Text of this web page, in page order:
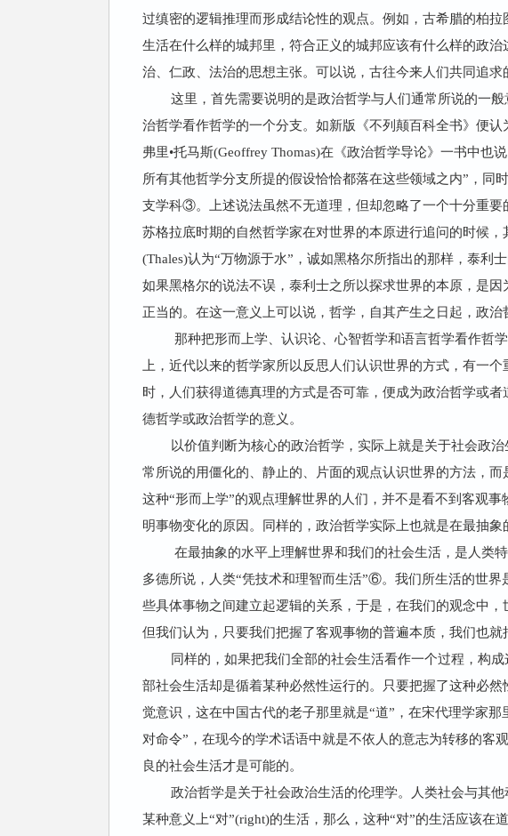
过缜密的逻辑推理而形成结论性的观点。例如，古希腊的柏
生活在什么样的城邦里，符合正义的城邦应该有什么样的政
治、仁政、法治的思想主张。可以说，古往今来人们共同追
这里，首先需要说明的是政治哲学与人们通常所说的一
治哲学看作哲学的一个分支。如新版《不列颠百科全书》便
弗里•托马斯(Geoffrey Thomas)在《政治哲学导论》一书中
所有其他哲学分支所提的假设恰恰都落在这些领域之内”，同
支学科③。上述说法虽然不无道理，但却忽略了一个十分重
苏格拉底时期的自然哲学家在对世界的本原进行追问的时候
(Thales)认为“万物源于水”，诚如黑格尔所指出的那样，泰利
如果黑格尔的说法不误，泰利士之所以探求世界的本原，是
正当的。在这一意义上可以说，哲学，自其产生之日起，政治
那种把形而上学、认识论、心智哲学和语言哲学看作哲
上，近代以来的哲学家所以反思人们认识世界的方式，有一
时，人们获得道德真理的方式是否可靠，便成为政治哲学或
德哲学或政治哲学的意义。
以价值判断为核心的政治哲学，实际上就是关于社会政
常所说的用僵化的、静止的、片面的观点认识世界的方法，
这种“形而上学”的观点理解世界的人们，并不是看不到客观
明事物变化的原因。同样的，政治哲学实际上也就是在最抽象
在最抽象的水平上理解世界和我们的社会生活，是人类
多德所说，人类“凭技术和理智而生活”⑥。我们所生活的世
些具体事物之间建立起逻辑的关系，于是，在我们的观念中
但我们认为，只要我们把握了客观事物的普遍本质，我们也就
同样的，如果把我们全部的社会生活看作一个过程，构
部社会生活却是循着某种必然性运行的。只要把握了这种必
觉意识，这在中国古代的老子那里就是“道”，在宋代理学家
对命令”，在现今的学术话语中就是不依人的意志为转移的客
良的社会生活才是可能的。
政治哲学是关于社会政治生活的伦理学。人类社会与其
某种意义上“对”(right)的生活，那么，这种“对”的生活应该